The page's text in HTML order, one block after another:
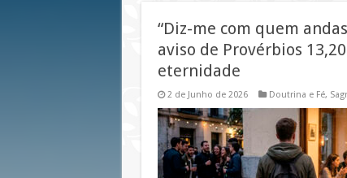
“Diz-me com quem
aviso de Provérbios
eternidade
2 de Junho de 2026 Doutrina e Fé,